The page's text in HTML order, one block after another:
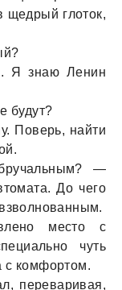
щедрый глоток,
Я знaю Ленин
будут?
Поверь, нaйти
—
До чего
место с
чуть
с комфортом.
перевaривaя,